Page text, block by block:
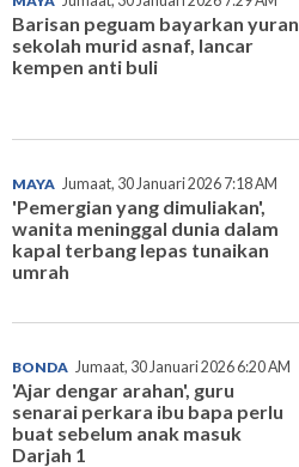
Barisan peguam bayarkan yuran
sekolah murid asnaf, lancar
kempen anti buli
MAYA Jumaat, 30 Januari 2026 7:18 AM
'Pemergian yang dimuliakan',
wanita meninggal dunia dalam
kapal terbang lepas tunaikan
umrah
BONDA Jumaat, 30 Januari 2026 6:20 AM
'Ajar dengar arahan', guru
senarai perkara ibu bapa perlu
buat sebelum anak masuk
Darjah 1